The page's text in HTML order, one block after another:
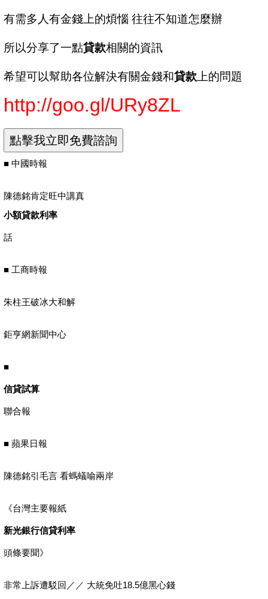
有需多人有金錢上的煩惱 往往不知道怎麼辦
所以分享了一點貸款相關的資訊
希望可以幫助各位解決有關金錢和貸款 上的問題
http://goo.gl/URy8ZL
■ 中國時報
陳德銘肯定旺中講真
小額貸款利率
話
■ 工商時報
朱柱王破冰大和解
鉅亨網新聞中心
■
信貸試算
聯合報
■ 蘋果日報
陳德銘引毛言 看螞蟻喻兩岸
《台灣主要報紙
新光銀行信貸利率
頭條要聞》
非常上訴遭駁回／／ 大統免吐18.5億黑心錢